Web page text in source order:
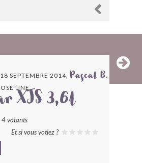
18 SEPTEMBRE 2014, Pascal B.
UNE
XJS 3,6l
4votants
Et si vous votiez ?